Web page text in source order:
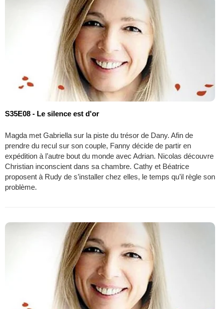
S35E08 - Le silence est d'or
Magda met Gabriella sur la piste du trésor de Dany. Afin de
prendre du recul sur son couple, Fanny décide de partir en
expédition à l’autre bout du monde avec Adrian. Nicolas découvre
Christian inconscient dans sa chambre. Cathy et Béatrice
proposent à Rudy de s’installer chez elles, le temps qu’il règle son
problème.